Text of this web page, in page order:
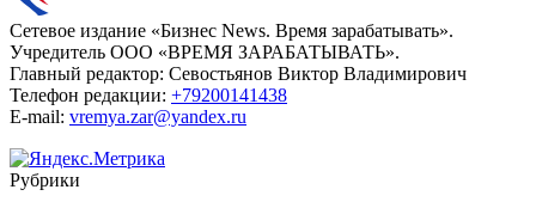
Сетевое издание «Бизнес News. Время зарабатывать».
Учредитель ООО «ВРЕМЯ ЗАРАБАТЫВАТЬ».
Главный редактор: Севостьянов Виктор Владимирович
Телефон редакции: +79200141438
E-mail: vremya.zar@yandex.ru
Рубрики